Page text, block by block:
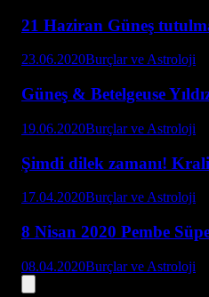
21 Haziran Güneş
23.06.2020Burçlar ve Astroloji
Güneş & Betelgeuse
19.06.2020Burçlar ve Astroloji
Şimdi dilek zamanı!
17.04.2020Burçlar ve Astroloji
8 Nisan 2020 Pembe
08.04.2020Burçlar ve Astroloji